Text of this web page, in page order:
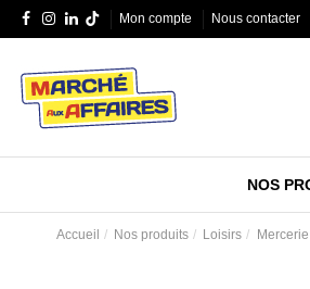
Mon compte Nous contacter
NOS
Accueil Nos produits Loisirs